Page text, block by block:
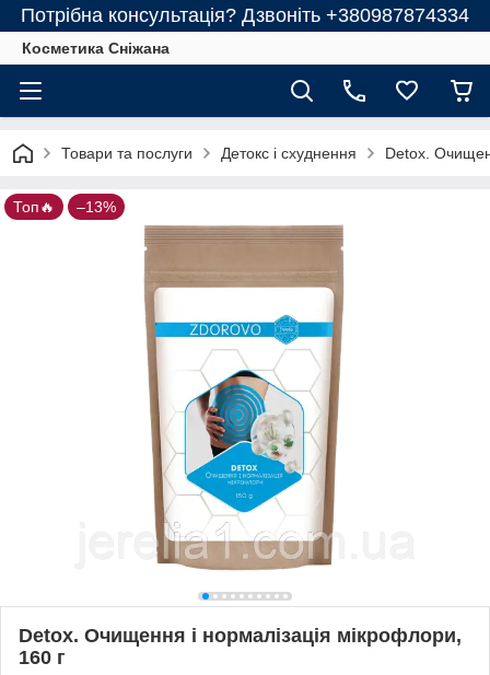
Потрібна консультація? Дзвоніть +380987874334
Косметика Сніжана
Товари та послуги Детокс і схуднення Detox.
Топ🔥 –13%
Detox. Очищення і нормалізація мікрофлори,
160 г